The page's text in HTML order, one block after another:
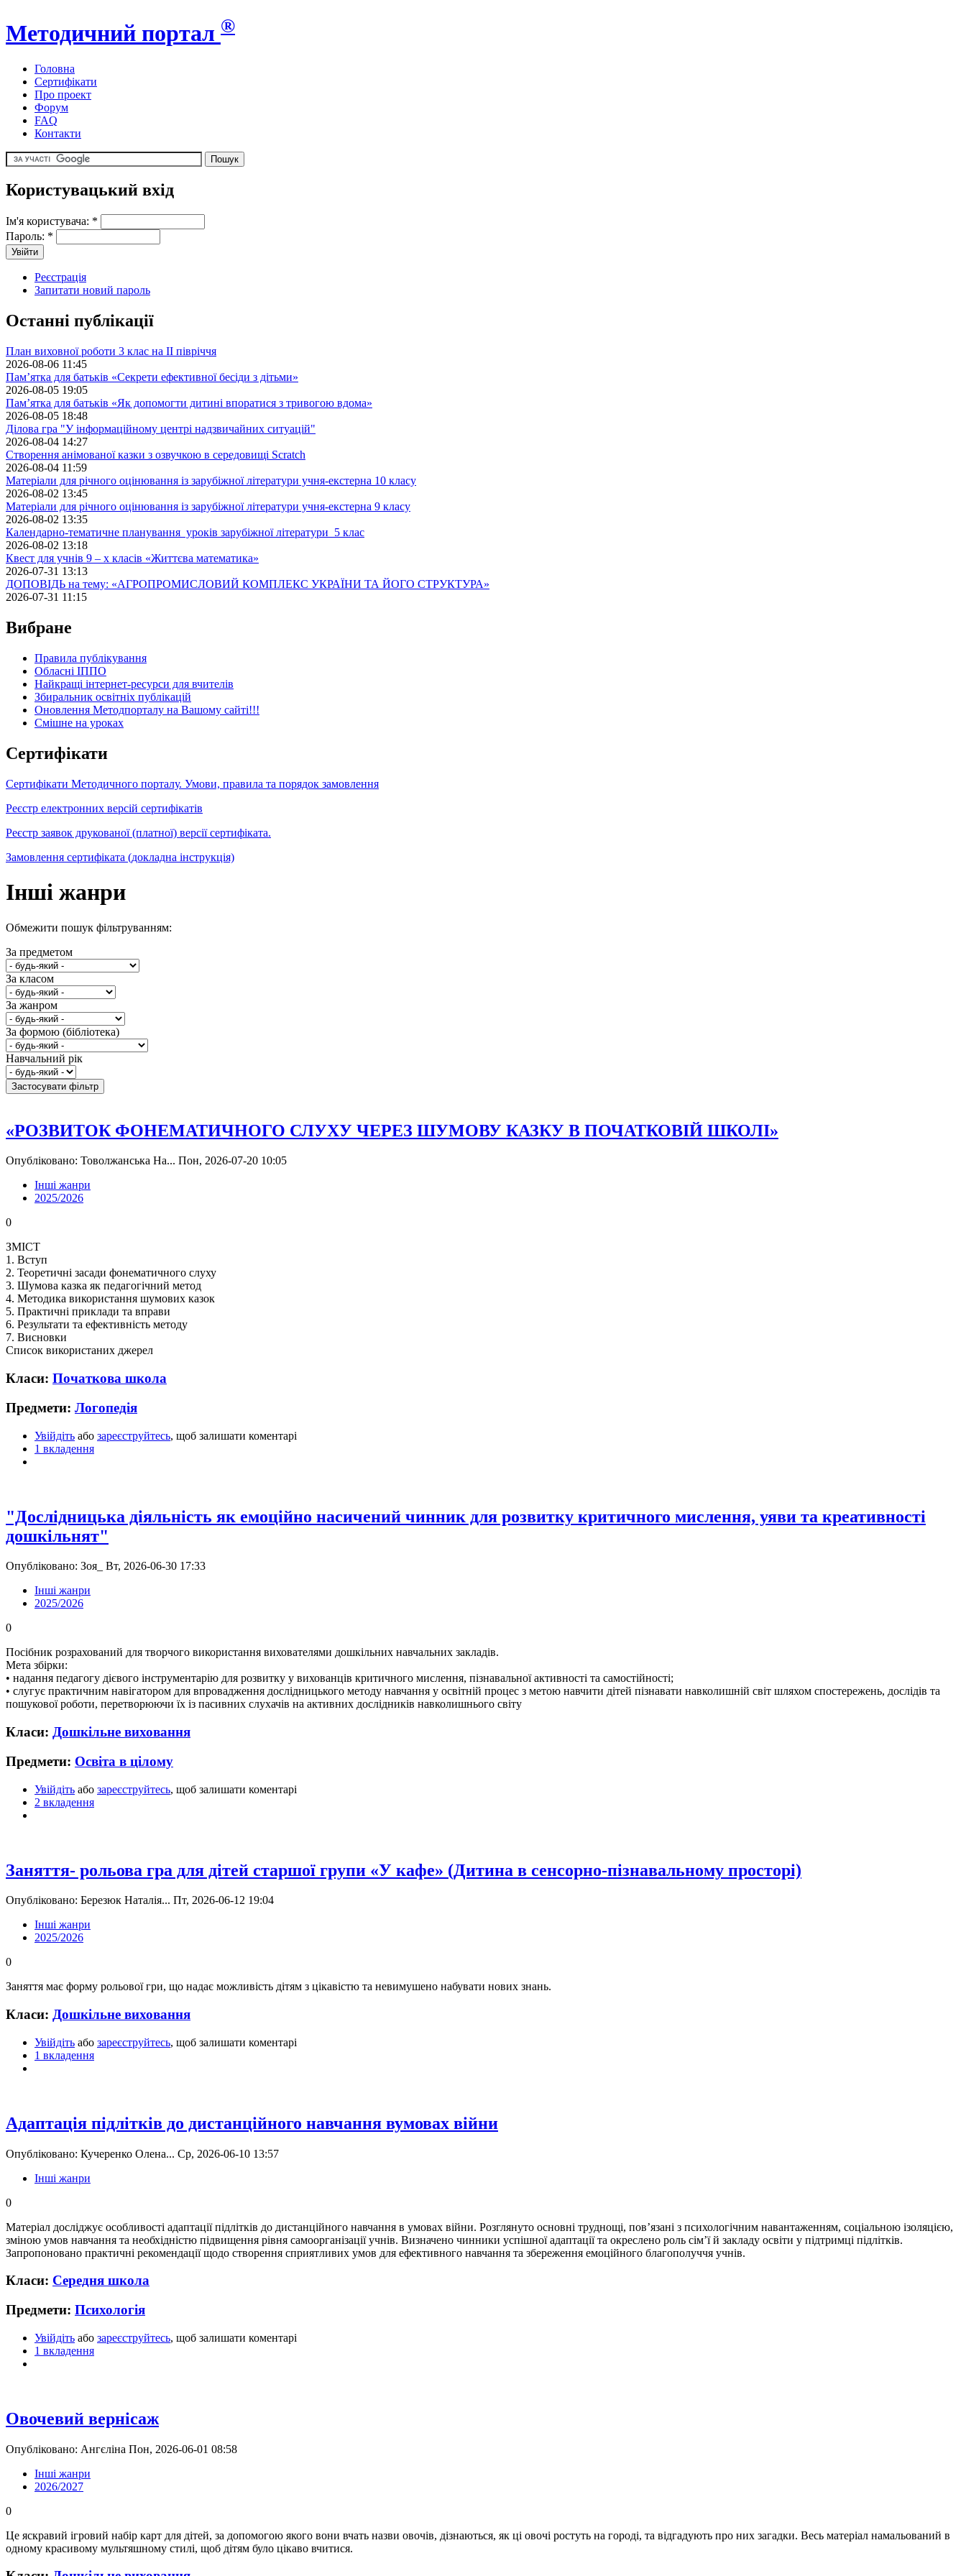
Методичний портал ®
Головна
Сертифікати
Про проект
Форум
FAQ
Контакти
Користувацький вхід
Ім'я користувача: *
Пароль: *
Реєстрація
Запитати новий пароль
Останні публікації
План виховної роботи 3 клас на II півріччя
2026-08-06 11:45
Пам’ятка для батьків «Секрети ефективної бесіди з дітьми»
2026-08-05 19:05
Пам’ятка для батьків «Як допомогти дитині впоратися з тривогою вдома»
2026-08-05 18:48
Ділова гра "У інформаційному центрі надзвичайних ситуацій"
2026-08-04 14:27
Створення анімованої казки з озвучкою в середовищі Scratch
2026-08-04 11:59
Матеріали для річного оцінювання із зарубіжної літератури учня-екстерна 10 класу
2026-08-02 13:45
Матеріали для річного оцінювання із зарубіжної літератури учня-екстерна 9 класу
2026-08-02 13:35
Календарно-тематичне планування уроків зарубіжної літератури 5 клас
2026-08-02 13:18
Квест для учнів 9 – х класів «Життєва математика»
2026-07-31 13:13
ДОПОВІДЬ на тему: «АГРОПРОМИСЛОВИЙ КОМПЛЕКС УКРАЇНИ ТА ЙОГО СТРУКТУРА»
2026-07-31 11:15
Вибране
Правила публікування
Обласні ІППО
Найкращі інтернет-ресурси для вчителів
Збиральник освітніх публікацій
Оновлення Методпорталу на Вашому сайті!!!
Cмішне на уроках
Сертифікати
Сертифікати Методичного порталу. Умови, правила та порядок замовлення
Реєстр електронних версій сертифікатів
Реєстр заявок друкованої (платної) версії сертифіката.
Замовлення сертифіката (докладна інструкція)
Інші жанри
Обмежити пошук фільтруванням:
За предметом
За класом
За жанром
За формою (бібліотека)
Навчальний рік
«РОЗВИТОК ФОНЕМАТИЧНОГО СЛУХУ ЧЕРЕЗ ШУМОВУ КАЗКУ В ПОЧАТКОВІЙ ШКОЛІ»
Опубліковано: Товолжанська На... Пон, 2026-07-20 10:05
Інші жанри
2025/2026
0
ЗМІСТ
1. Вступ
2. Теоретичні засади фонематичного слуху
3. Шумова казка як педагогічний метод
4. Методика використання шумових казок
5. Практичні приклади та вправи
6. Результати та ефективність методу
7. Висновки
Список використаних джерел
Класи: Початкова школа
Предмети: Логопедія
Увійдіть або зареєструйтесь, щоб залишати коментарі
1 вкладення
"Дослідницька діяльність як емоційно насичений чинник для розвитку критичного мислення, уяви та креативності
дошкільнят"
Опубліковано: Зоя_ Вт, 2026-06-30 17:33
Інші жанри
2025/2026
0
Посібник розрахований для творчого використання вихователями дошкільних навчальних закладів.
Мета збірки:
• надання педагогу дієвого інструментарію для розвитку у вихованців критичного мислення, пізнавальної активності та самостійності;
• слугує практичним навігатором для впровадження дослідницького методу навчання у освітній процес з метою навчити дітей пізнавати навколишній світ шляхом спостережень, дослідів та
пошукової роботи, перетворюючи їх із пасивних слухачів на активних дослідників навколишнього світу
Класи: Дошкільне виховання
Предмети: Освіта в цілому
Увійдіть або зареєструйтесь, щоб залишати коментарі
2 вкладення
Заняття- рольова гра для дітей старшої групи «У кафе» (Дитина в сенсорно-пізнавальному просторі)
Опубліковано: Березюк Наталія... Пт, 2026-06-12 19:04
Інші жанри
2025/2026
0
Заняття має форму рольової гри, що надає можливість дітям з цікавістю та невимушено набувати нових знань.
Класи: Дошкільне виховання
Увійдіть або зареєструйтесь, щоб залишати коментарі
1 вкладення
Адаптація підлітків до дистанційного навчання вумовах війни
Опубліковано: Кучеренко Олена... Ср, 2026-06-10 13:57
Інші жанри
0
Матеріал досліджує особливості адаптації підлітків до дистанційного навчання в умовах війни. Розглянуто основні труднощі, пов’язані з психологічним навантаженням, соціальною ізоляцією,
зміною умов навчання та необхідністю підвищення рівня самоорганізації учнів. Визначено чинники успішної адаптації та окреслено роль сім’ї й закладу освіти у підтримці підлітків.
Запропоновано практичні рекомендації щодо створення сприятливих умов для ефективного навчання та збереження емоційного благополуччя учнів.
Класи: Середня школа
Предмети: Психологія
Увійдіть або зареєструйтесь, щоб залишати коментарі
1 вкладення
Овочевий вернісаж
Опубліковано: Ангєліна Пон, 2026-06-01 08:58
Інші жанри
2026/2027
0
Це яскравий ігровий набір карт для дітей, за допомогою якого вони вчать назви овочів, дізнаються, як ці овочі ростуть на городі, та відгадують про них загадки. Весь матеріал намальований в
одному красивому мультяшному стилі, щоб дітям було цікаво вчитися.